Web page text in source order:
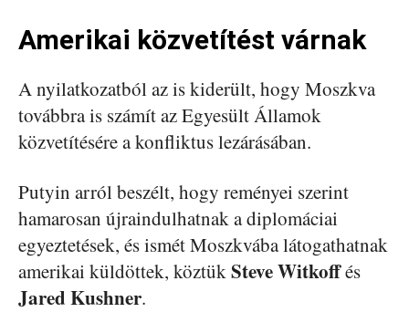
Amerikai közvetítést várnak
A nyilatkozatból az is kiderült, hogy Moszkva
továbbra is számít az Egyesült Államok
közvetítésére a konfliktus lezárásában.
Putyin arról beszélt, hogy reményei szerint
hamarosan újraindulhatnak a diplomáciai
egyeztetések, és ismét Moszkvába látogathatnak
amerikai küldöttek, köztükSteve Witkoffés
Jared Kushner.